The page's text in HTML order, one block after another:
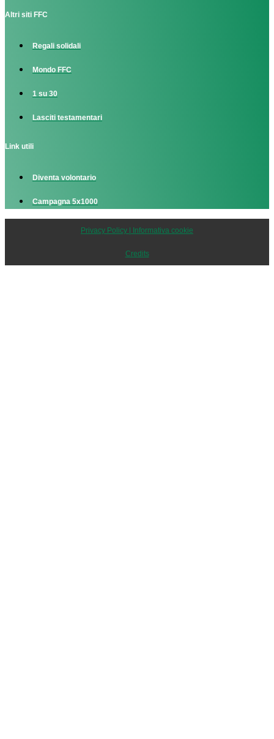
Altri siti FFC
Regali solidali
Mondo FFC
1 su 30
Lasciti testamentari
Link utili
Diventa volontario
Campagna 5x1000
Privacy Policy | Informativa cookie
Credits